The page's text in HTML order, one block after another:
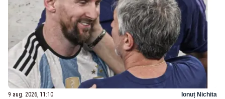
9 aug. 2026, 11:10 Ionuț Nichita